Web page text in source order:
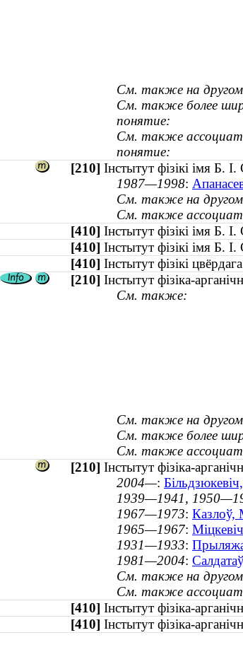
См. также на другом
См. также более
понятие:
См. также
понятие:
[210] Інстытут фізікі імя Б.
1987—1998:
См. также на другом
См. также
[410] Інстытут фізікі імя Б.
[410] Інстытут фізікі імя Б.
[410] Інстытут фізікі
[210] Інстытут фізіка-
См. также:
См. также на другом
См. также более
См. также
[210] Інстытут фізіка-
2004—:
1939—1941,
1967—1973: Казлоў,
1965—1967:
1931—1933:
1981—2004:
См. также на другом
См. также
[410] Інстытут фізіка-
[410] Інстытут фізіка-